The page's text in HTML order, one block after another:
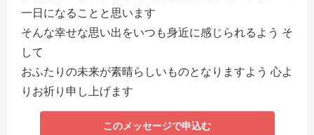
一日になることと思います
そんな幸せな思い出をいつも身近に感じられるよう そ
して
おふたりの未来が素晴らしいものとなりますよう 心よ
りお祈り申し上げます
このメッセージで申込む